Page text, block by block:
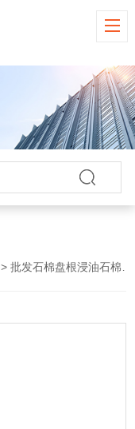
> 批发石棉盘根浸油石棉橡胶盘根密封件